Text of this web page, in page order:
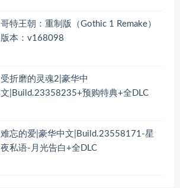
哥特王朝：重制版（Gothic 1 Remake）
版本：v168098
受折磨的灵魂2|豪华中
文|Build.23358235+预购特典+全DLC
难忘的爱|豪华中文|Build.23558171-星
夜私语-月光告白+全DLC